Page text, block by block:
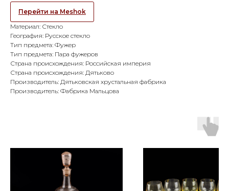
Перейти на Meshok
Материал: Стекло
География: Русское стекло
Тип предмета: Фужер
Тип предмета: Пара фужеров
Страна происхождения: Российская империя
Страна происхождения: Дятьково
Производитель: Дятьковская хрустальная фабрика
Производитель: Фабрика Мальцова